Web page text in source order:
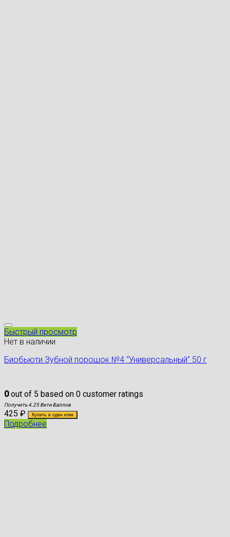
Быстрый просмотр
Нет в наличии
Биобьюти Зубной порошок №4 “Универсальный” 50 г
0out of 5 based on 0 customer ratings
Получить 4.25 Вити Баллов
425 ₽ Купить в один клик
Подробнее